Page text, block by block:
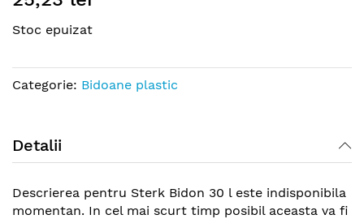
beginning
the
images
Stoc epuizat
Categorie: Bidoane plastic
Detalii
Descrierea pentru Sterk Bidon 30 l este indisponibila
momentan. In cel mai scurt timp posibil aceasta va fi